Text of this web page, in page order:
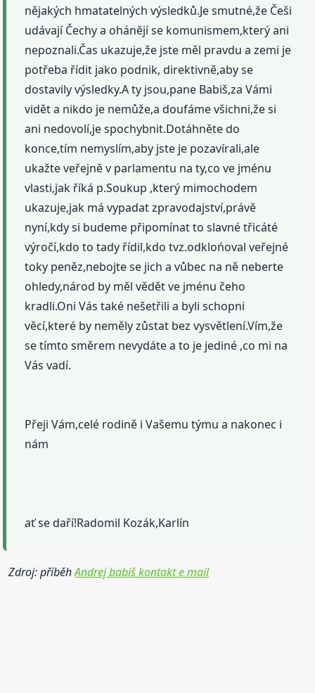
nějakých hmatatelných výsledků.Je smutné,že Češi
udávají Čechy a ohánějí se komunismem,který ani
nepoznali.Čas ukazuje,že jste měl pravdu a zemi je
potřeba řídit jako podnik, direktivně,aby se
dostavily výsledky.A ty jsou,pane Babiš,za Vámi
vidět a nikdo je nemůže,a doufáme všichni,že si
ani nedovolí,je spochybnit.Dotáhněte do
konce,tím nemyslím,aby jste je pozavírali,ale
ukažte veřejně v parlamentu na ty,co ve jménu
vlasti,jak říká p.Soukup ,který mimochodem
ukazuje,jak má vypadat zpravodajství,právě
nyní,kdy si budeme připomínat to slavné třicáté
výročí,kdo to tady řídil,kdo tvz.odklońoval veřejné
toky peněz,nebojte se jich a vůbec na ně neberte
ohledy,národ by měl vědět ve jménu čeho
kradli.Oni Vás také nešetřili a byli schopni
věcí,které by neměly zůstat bez vysvětlení.Vím,že
se tímto směrem nevydáte a to je jediné ,co mi na
Vás vadí.
Přeji Vám,celé rodině i Vašemu týmu a nakonec i
nám
ať se daří!Radomil Kozák,Karlín
Zdroj: příběhAndrej babiš kontakt e mail